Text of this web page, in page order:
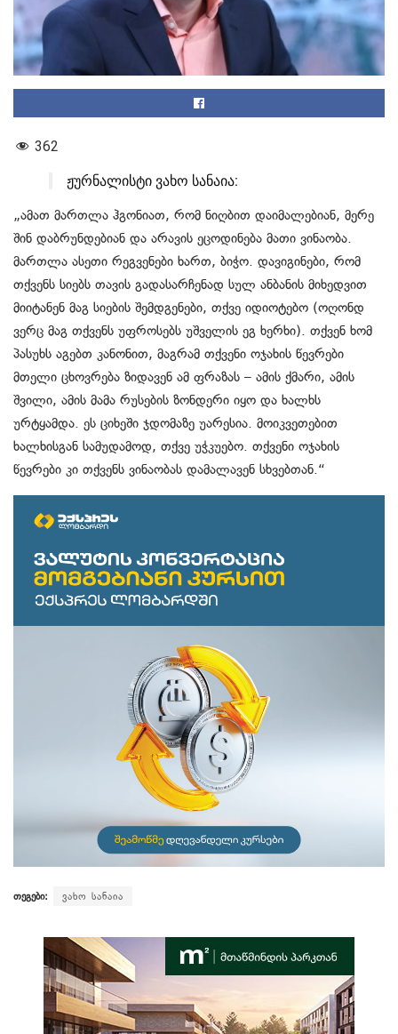
362
ჟურნალისტი ვახო სანაია:
„ამათ მართლა ჰგონიათ, რომ ნიღბით დაიმალებიან, მერე
შინ დაბრუნდებიან და არავის ეცოდინება მათი ვინაობა.
მართლა ასეთი რეგვენები ხართ, ბიჭო. დავიგინები, რომ
თქვენს სიებს თავის გადასარჩენად სულ ანბანის მიხედვით
მიიტანენ მაგ სიების შემდგენები, თქვე იდიოტებო (ოღონდ
ვერც მაგ თქვენს უფროსებს უშველის ეგ ხერხი). თქვენ ხომ
პასუხს აგებთ კანონით, მაგრამ თქვენი ოჯახის წევრები
მთელი ცხოვრება ზიდავენ ამ ფრაზას – ამის ქმარი, ამის
შვილი, ამის მამა რუსების ზონდერი იყო და ხალხს
ურტყამდა. ეს ციხეში ჯდომაზე უარესია. მოიკვეთებით
ხალხისგან სამუდამოდ, თქვე უჭკუებო. თქვენი ოჯახის
წევრები კი თქვენს ვინაობას დამალავენ სხვებთან.“
თეგები: ვახო სანაია